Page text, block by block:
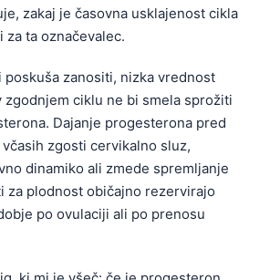
zakaj je časovna usklajenost cikla
za ta označevalec.
poskuša zanositi, nizka vrednost
zgodnjem ciklu ne bi smela sprožiti
Dajanje progesterona pred
zgosti cervikalno sluz,
dinamiko ali zmede spremljanje
za plodnost običajno rezervirajo
po ovulaciji ali po prenosu